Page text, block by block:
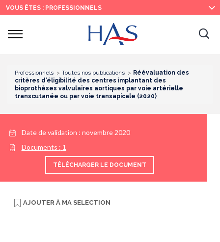
Recherche
Menu
principal
Contenu
principal
VOUS ÊTES : PROFESSIONNELS
Ouvrir
Professionnels Toutes nos publications
Réévaluation des
critères d’éligibilité des centres implantant des
bioprothèses valvulaires aortiques par voie artérielle
transcutanée ou par voie transapicale (2020)
Date de validation : novembre 2020
Documents : 1
TÉLÉCHARGER LE DOCUMENT
AJOUTER À MA SELECTION